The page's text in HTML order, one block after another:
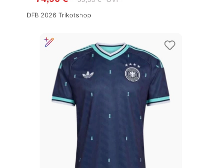
DFB 2026 Trikotshop